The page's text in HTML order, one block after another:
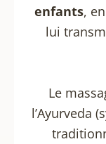
enfants,
lui
Le
l’Ayurveda